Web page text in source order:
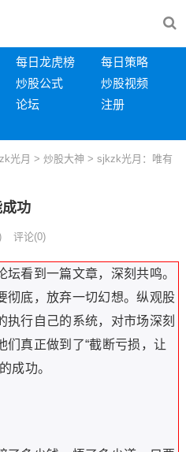
每日龙虎榜
每日策略
炒股公式
炒股视频
论坛
注册
光月 > 炒股大神 > sjkzk光月：唯有
功
评论(0)
看到一篇文章，深刻共鸣。
彻底，放弃一切幻想。纵观股
执行自己的系统，对市场深刻
们真正做到了“截断亏损，让
成功。